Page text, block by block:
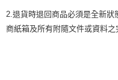
2.退貨時退回商品必須是全新
商紙箱及所有附隨文件或資料